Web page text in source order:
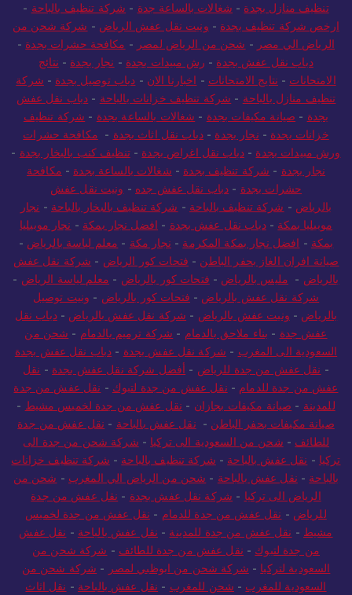
تنظيف منازل بجدة - شغالات بالساعة جدة - شركة تنظيف بالباحة -
ارخص شركة تنظيف بجدة - ونيت نقل عفش الرياض - شركة شحن من
الرياض الي مصر - شحن من الرياض لمصر - مكافحة حشرات بجدة -
دباب نقل عفش بجدة - رش مبيدات بجدة - نجار بجدة - نتائج
الامتحانات - نتايج الامتحانات - اخبارنا الان - دباب توصيل بجدة - شركة
تنظيف منازل بالباحة - شركة تنظيف خزانات بالباحة - دباب نقل عفش
بجدة - صيانة مكيفات بجدة - شغالات بالساعة بجدة - شركة تنظيف
خزانات بجدة - نجار بجدة - دباب نقل اثاث بجدة - مكافحة حشرات
ورش مبيدات بجدة -دباب نقل اغراض بجدة -تنظيف كنب بالبخار بجدة -
نجار بجدة - شركة تنظيف بجدة - شغالات بالساعة بجدة - مكافحة
حشرات بجدة - دباب نقل عفش جده - ونيت نقل عفش
بالرياض - شركة تنظيف بالباحة - شركة تنظيف بالبخار بالباحة - نجار
موبيليا بمكة -دباب نقل عفش بجدة - افضل نجار بمكة - نجار موبيليا
بمكة - افضل نجار بمكة المكرمة - نجار مكة - معلم لياسة بالرياض -
صيانة افران الغاز بحفر الباطن - فتحات كور الرياض - شركة نقل عفش
بالرياض - مليس بالرياض - فتحات كور بالرياض - معلم لياسة الرياض -
شركة نقل عفش بالرياض - فتحات كور بالرياض - ونيت توصيل
بالرياض - ونيت عفش بالرياض - شركة نقل عفش بالرياض -دباب نقل
عفش جدة - بناء ملاحق بالدمام - شركة ترميم بالدمام - شحن من
السعودية الى المغرب - شركة نقل عفش بجدة - دباب نقل عفش بجدة
- نقل عفش من جدة للرياض - أفضل شركة نقل عفش بجدة - نقل
عفش من جدة للدمام - نقل عفش من جدة لتبوك - نقل عفش من جدة
للمدينة - صيانة مكيفات بجازان - نقل عفش من جدة لخميس مشيط -
صيانة مكيفات بحفر الباطن - نقل عفش بالباحة - نقل عفش من جدة
للطائف - شحن من السعودية الى تركيا - شركة شحن من جدة الى
تركيا - نقل عفش بالباحة - شركة تنظيف بالباحة - شركة تنظيف خزانات
بالباحة - نقل عفش بالباحة - شحن من الرياض الي المغرب - شحن من
الرياض الى تركيا - شركة نقل عفش بجدة - نقل عفش من جدة
للرياض - نقل عفش من جدة للدمام - نقل عفش من جدة لخميس
مشيط - نقل عفش من جدة للمدينة - نقل عفش بالباحة - نقل عفش
من جدة لتبوك - نقل عفش من جدة للطائف - شركة شحن من
السعودية لتركيا - شركة شحن من ابوظبي لمصر - شركة شحن من
السعودية للمغرب - شحن للمغرب - نقل عفش بالباحة - نقل اثاث